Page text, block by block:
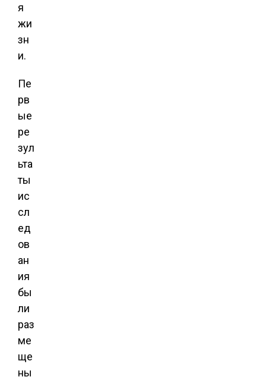
я
жи
зн
и.
Пе
рв
ые
ре
зул
ьта
ты
ис
сл
ед
ов
ан
ия
бы
ли
раз
ме
ще
ны